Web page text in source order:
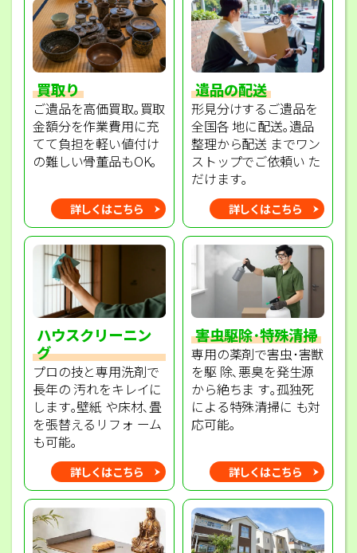
買取り
ご遺品を高価買取｡買取
金額分を作業費用に充
てて負担を軽い値付け
の難しい骨董品もOK｡
詳しくはこちら
遺品の配送
形見分けするご遺品を
全国各 地に配送｡遺品
整理から配送 までワン
ストップでご依頼い た
だけます｡
詳しくはこちら
ハウスクリーニン
グ
プロの技と専用洗剤で
長年の 汚れをキレイに
します｡壁紙 や床材､畳
を張替えるリフォ ーム
も可能｡
詳しくはこちら
害虫駆除･特殊清掃
専用の薬剤で害虫･害獣
を駆 除､悪臭を発生源
から絶ちま す｡孤独死
による特殊清掃に も対
応可能｡
詳しくはこちら